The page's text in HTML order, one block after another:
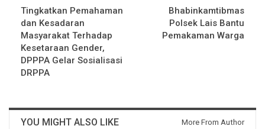
Tingkatkan Pemahaman
dan Kesadaran
Masyarakat Terhadap
Kesetaraan Gender,
DPPPA Gelar Sosialisasi
DRPPA
Bhabinkamtibmas
Polsek Lais Bantu
Pemakaman Warga
YOU MIGHT ALSO LIKE More From Author